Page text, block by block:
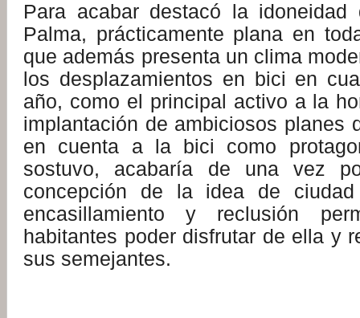
Para acabar destacó la
Palma, prácticamente plana en
que además presenta un clima
los desplazamientos en bici en
año, como el principal activo a la
implantación de ambiciosos planes
en cuenta a la bici como
sostuvo, acabaría de una vez
concepción de la idea de
encasillamiento y reclusión
habitantes poder disfrutar de ella y
sus semejantes.